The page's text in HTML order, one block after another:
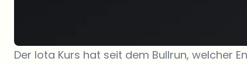
Der Iota Kurs hat seit dem Bullrun, welcher